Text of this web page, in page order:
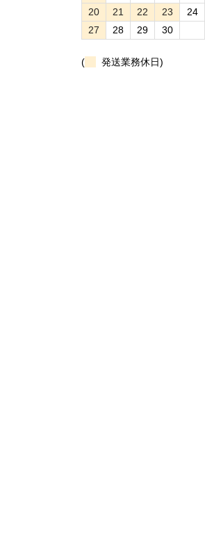
20
21 22 23 24
27
28 29 30
( 発送業務休日)